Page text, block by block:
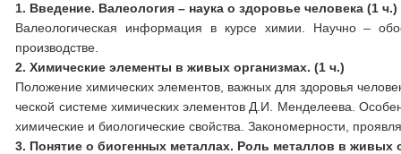
1. Введение. Валеология – наука о здоровье человека (1 ч.)
Валеологическая информация в курсе химии. Научно –
производстве.
2.Химические элементы в живых организмах. (1 ч.)
Положение химических элементов, важных для здоровья
ческой системе химических элементов Д.И. Менделеева.
химические и биологические свойства. Закономерности,
3. Понятие о биогенных металлах. Роль металлов в живых